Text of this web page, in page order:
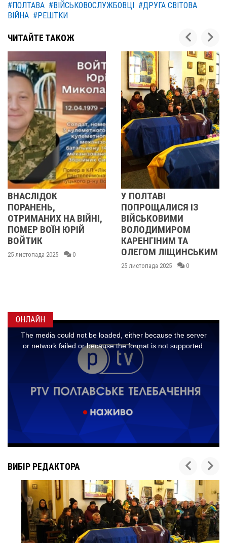
#ПОЛТАВА #ВІЙСЬКОВОСЛУЖБОВЦІ #ДРУГА СВІТОВА
ВІЙНА #РЕШТКИ
ЧИТАЙТЕ ТАКОЖ
НА ВІЙНІ,
ЮРІЙ
0
ПОПРОЩАЛИСЯ ІЗ
ВІЙСЬКОВИМИ
ВОЛОДИМИРОМ
КАРЕНГІНИМ ТА
ОЛЕГОМ ЛІЩИНСЬКИМ
25 листопада 2025 0
ОНЛАЙН
ВИБІР РЕДАКТОРА